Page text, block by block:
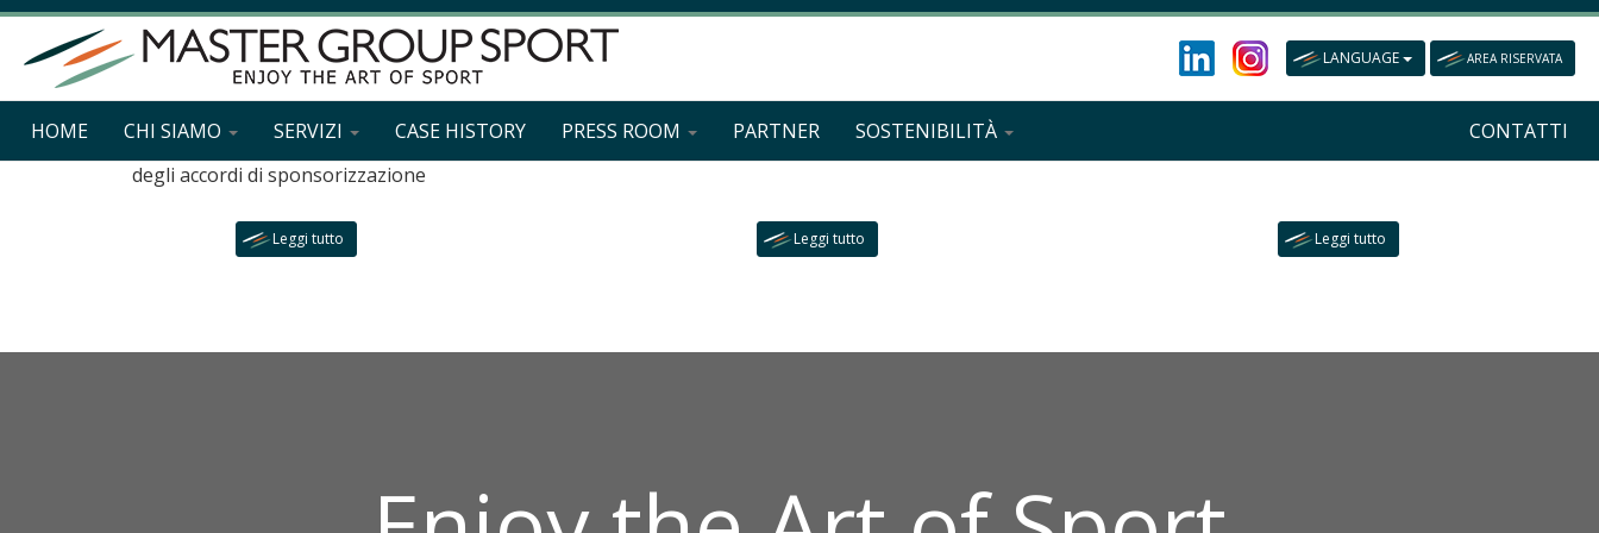
LANGUAGE AREA RISERVATA
HOME CHI SIAMO SERVIZI CASE HISTORY PRESS ROOM PARTNER SOSTENIBILITÀ CONTATTI
Consulenza e gestione delle
Sponsorship
degli accordi di sponsorizzazione
Leggi tutto
Organizzazione e gestione sostenibile di grandi eventi
sportivi
Leggi tutto
Opportunities
Corporate hospitality e sponsorizzazioni sportive
Leggi tutto